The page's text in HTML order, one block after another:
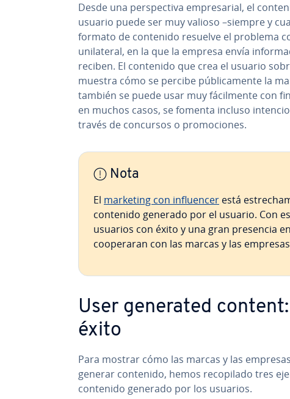
Desde una pe­r­s­pe­c­ti­va em­pre­sa­rial, el
usuario puede ser muy valioso –siempre y
formato de contenido resuelve el problema
uni­la­te­ral, en la que la empresa envía
reciben. El contenido que crea el usuario
muestra cómo se percibe pú­bli­ca­me­n­te la
también se puede usar muy fá­ci­l­me­n­te con
en muchos casos, se fomenta incluso
través de concursos o pro­mo­cio­nes.
Nota
El marketing con in­flue­n­cer está
contenido generado por el usuario. Con
usuarios con éxito y una gran presencia
coope­ra­ran con las marcas y las
User generated
éxito
Para mostrar cómo las marcas y las
generar contenido, hemos re­co­pi­la­do tres
contenido generado por los usuarios.